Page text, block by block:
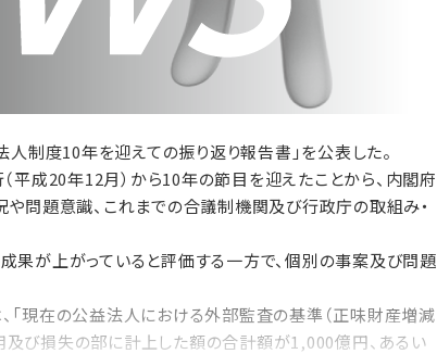
制度10年を迎えての振り返り報告書」を公表した。
成20年12月）から10年の節目を迎えたことから、内閣府
問題意識、これまでの合議制機関及び行政庁の取組み・
が上がっていると評価する一方で、個別の事案及び問題
現在の公益法人における外部監査の基準（正味財産増減
び損失の部に計上した額の合計額が1,000億円、あるい